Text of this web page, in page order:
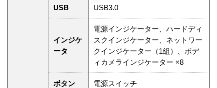
USB USB3.0
インジケ
ータ
電源インジケーター、ハードディ
スクインジケーター、ネットワー
クインジケーター（1組）、ボデ
ィカメラインジケーター ×8
ボタン 電源スイッチ